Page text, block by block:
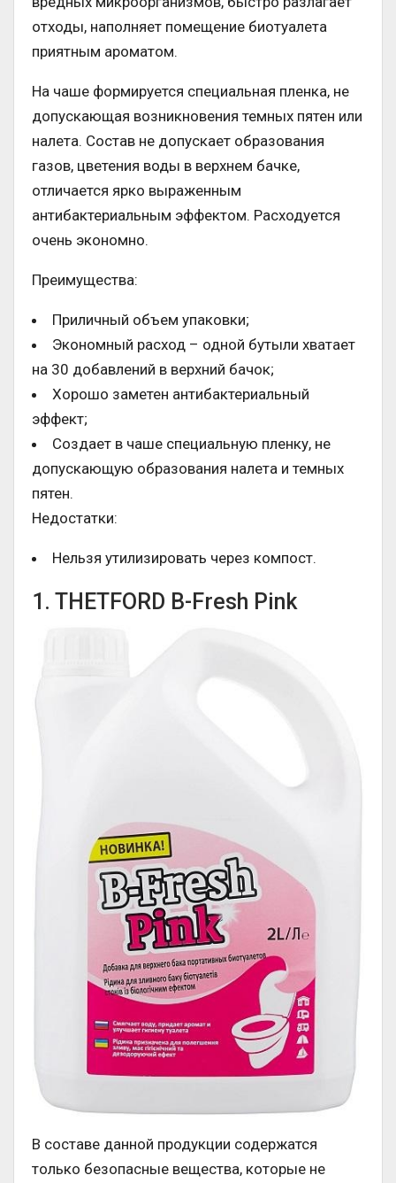
отходы, наполняет помещение биотуалета
приятным ароматом.
На чаше формируется специальная пленка, не
допускающая возникновения темных пятен или
налета. Состав не допускает образования
газов, цветения воды в верхнем бачке,
отличается ярко выраженным
антибактериальным эффектом. Расходуется
очень экономно.
Преимущества:
Приличный объем упаковки;
Экономный расход – одной бутыли хватает
на 30 добавлений в верхний бачок;
Хорошо заметен антибактериальный
эффект;
Создает в чаше специальную пленку, не
допускающую образования налета и темных
пятен.
Недостатки:
Нельзя утилизировать через компост.
1. THETFORD B-Fresh Pink
В составе данной продукции содержатся
только безопасные вещества, которые не